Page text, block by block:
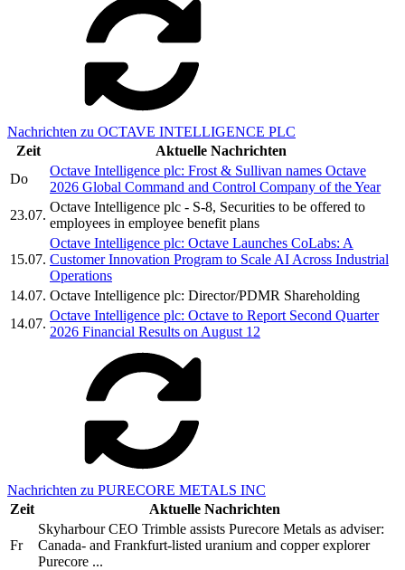
Nachrichten zu OCTAVE INTELLIGENCE PLC
Zeit
Aktuelle Nachrichten
Do
Octave Intelligence plc: Frost & Sullivan names Octave
2026 Global Command and Control Company of the Year
23.07.
Octave Intelligence plc - S-8, Securities to be offered to
employees in employee benefit plans
15.07.
Octave Intelligence plc: Octave Launches CoLabs: A
Customer Innovation Program to Scale AI Across Industrial
Operations
14.07. Octave Intelligence plc: Director/PDMR Shareholding
14.07.
Octave Intelligence plc: Octave to Report Second Quarter
2026 Financial Results on August 12
Nachrichten zu PURECORE METALS INC
Zeit
Aktuelle Nachrichten
Fr
Skyharbour CEO Trimble assists Purecore Metals as adviser:
Canada- and Frankfurt-listed uranium and copper explorer
Purecore ...